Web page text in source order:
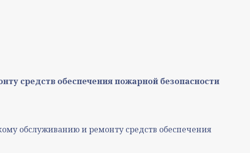
средств обеспечения пожарной безопасности
обслуживанию и ремонту средств обеспечения